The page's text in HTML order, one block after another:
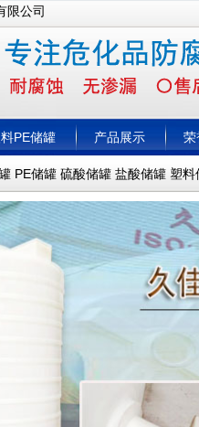
限公司
PE储罐 产品展示 荣
PE储罐 硫酸储罐 盐酸储罐 塑料